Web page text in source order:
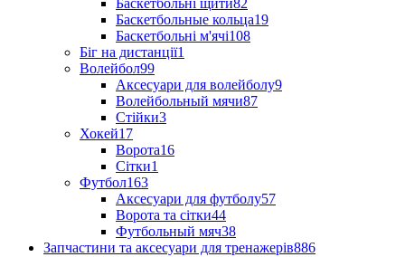
Баскетбольні щити82
Баскетбольные кольца19
Баскетбольні м'ячі108
Біг на дистанції1
Волейбол99
Аксесуари для волейболу9
Волейбольный мячи87
Стійки3
Хокей17
Ворота16
Сітки1
Футбол163
Аксесуари для футболу57
Ворота та сітки44
Футбольный мяч38
Запчастини та аксесуари для тренажерів886